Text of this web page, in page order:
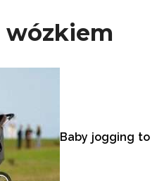
wózkiem
Baby jogging to